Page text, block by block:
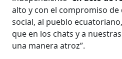
alto y con el compromiso de
social, al pueblo
que en los chats y a
una manera atroz”.